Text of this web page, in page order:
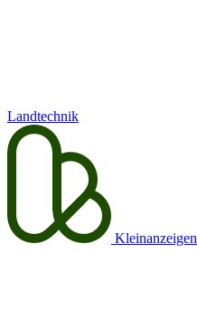
Landtechnik
Kleinanzeigen